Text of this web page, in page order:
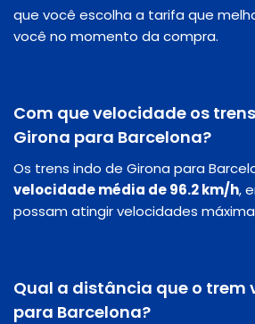
que você escolha a tarifa que
você no momento da compra.
Com que velocidade os
Girona para Barcelona?
Os trens indo de Girona para
velocidade média de 96.2 km/h,
possam atingir velocidades
Qual a distância que o trem
para Barcelona?